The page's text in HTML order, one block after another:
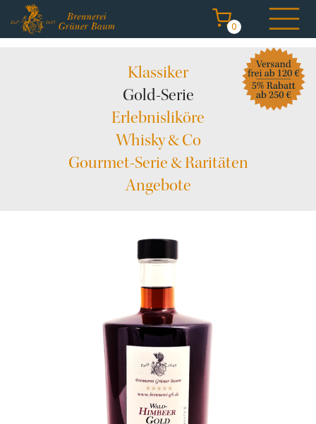
0
Start
Destillate kaufen
Degustation & Events
Angebote
Flaschenpost
Shop
Impressum
Klassiker
Gold-Serie
Erlebnisliköre
Whisky & Co
Gourmet-Serie & Raritäten
Angebote